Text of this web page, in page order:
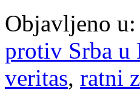
Objavljeno u:
protiv Srba u
veritas, ratni